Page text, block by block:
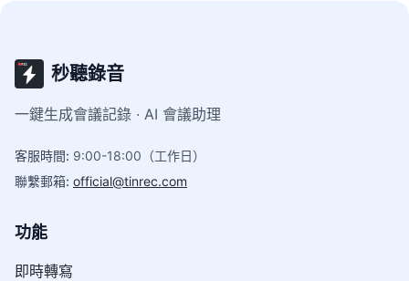
秒聽錄音
一鍵生成會議記錄 · AI 會議助理
客服時間: 9:00-18:00（工作日）
聯繫郵箱: official@tinrec.com
功能
即時轉寫